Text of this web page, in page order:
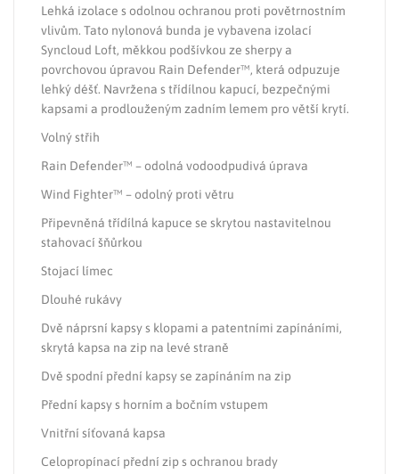
Lehká izolace s odolnou ochranou proti povětrnostním
vlivům. Tato nylonová bunda je vybavena izolací
Syncloud Loft, měkkou podšívkou ze sherpy a
povrchovou úpravou Rain Defender™, která odpuzuje
lehký déšť. Navržena s třídílnou kapucí, bezpečnými
kapsami a prodlouženým zadním lemem pro větší krytí.
Volný střih
Rain Defender™ – odolná vodoodpudivá úprava
Wind Fighter™ – odolný proti větru
Připevněná třídílná kapuce se skrytou nastavitelnou
stahovací šňůrkou
Stojací límec
Dlouhé rukávy
Dvě náprsní kapsy s klopami a patentními zapínáními,
skrytá kapsa na zip na levé straně
Dvě spodní přední kapsy se zapínáním na zip
Přední kapsy s horním a bočním vstupem
Vnitřní síťovaná kapsa
Celopropínací přední zip s ochranou brady